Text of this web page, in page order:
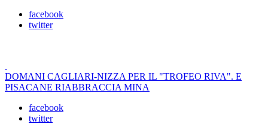
facebook
twitter
DOMANI CAGLIARI-NIZZA PER IL "TROFEO RIVA". E
PISACANE RIABBRACCIA MINA
facebook
twitter